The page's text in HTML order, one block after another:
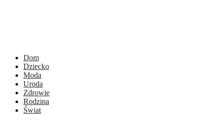
Dom
Dziecko
Moda
Uroda
Zdrowie
Rodzina
Świat